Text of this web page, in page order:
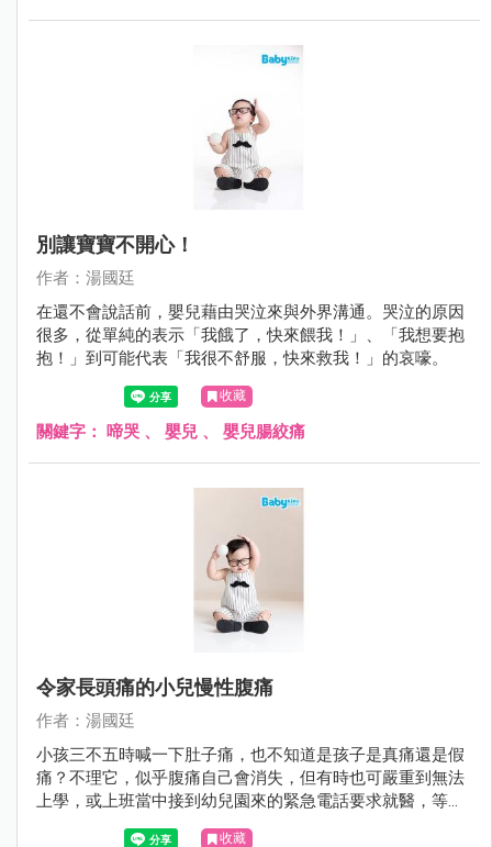
別讓寶寶不開心！
作者：湯國廷
在還不會說話前，嬰兒藉由哭泣來與外界溝通。哭泣的原因
很多，從單純的表示「我餓了，快來餵我！」、「我想要抱
抱！」到可能代表「我很不舒服，快來救我！」的哀嚎。
收藏
關鍵字： 啼哭 、 嬰兒 、 嬰兒腸絞痛
令家長頭痛的小兒慢性腹痛
作者：湯國廷
小孩三不五時喊一下肚子痛，也不知道是孩子是真痛還是假
痛？不理它，似乎腹痛自己會消失，但有時也可嚴重到無法
上學，或上班當中接到幼兒園來的緊急電話要求就醫，等真
正帶小孩到醫院時，他又說不痛了。久而久之，腹痛好像是
收藏